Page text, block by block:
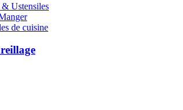
Ustensiles
de cuisine